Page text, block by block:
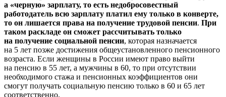
а «черную» зарплату, то есть недобросовестный
работодатель всю зарплату платил ему только в конверте,
то он лишается права на получение трудовой пенсии. При
таком раскладе он сможет рассчитывать только
на получение социальной пенсии, которая назначается
на 5 лет позже достижения общеустановленного пенсионного
возраста. Если женщины в России имеют право выйти
на пенсию в 55 лет, а мужчины в 60, то при отсутствии
необходимого стажа и пенсионных коэффициентов они
смогут получать социальную пенсию только в 60 и 65 лет
соответственно.